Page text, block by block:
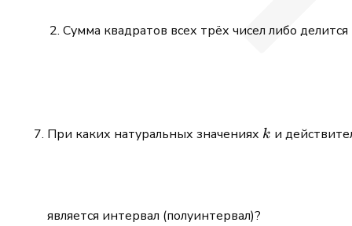
Сумма квадратов всех трёх чисел либо
При каких натуральных значениях k
k и
является интервал (полуинтервал)?